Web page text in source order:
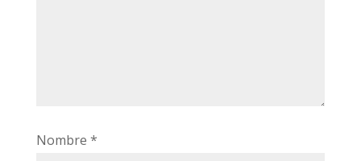
Nombre *